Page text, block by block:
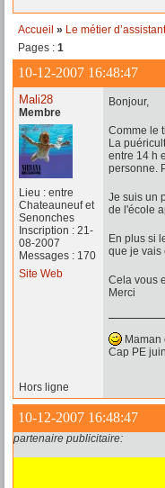
Accueil » Le métier
Pages : 1
10-12-2007 16:48:47
Mali28
Membre
Lieu : entre
Chateauneuf et
Senonches
Inscription : 21-
08-2007
Messages : 170
Site Web
Bonjour,
Comme le
La
entre 14 h
personne.
Je suis un
de l'école
En plus si
que je vais
Cela vous
Merci
Maman
Cap PE
Hors ligne
10-12-2007 16:48:47
partenaire publicitaire: